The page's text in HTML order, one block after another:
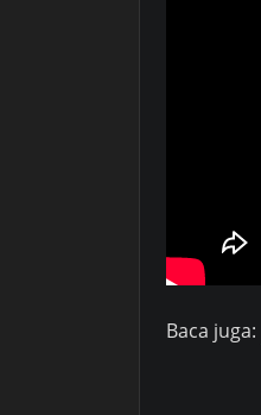
Baca juga: